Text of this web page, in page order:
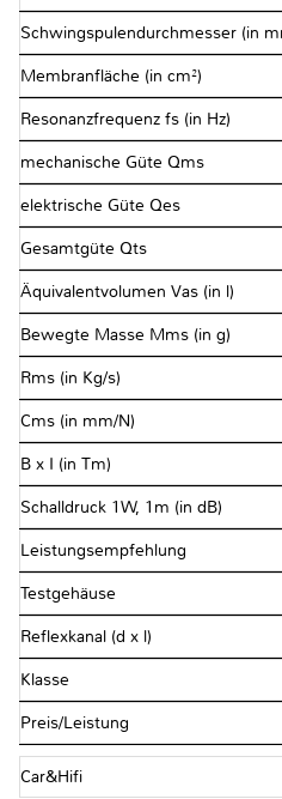
Schwingspulendurchmesser (in
Membranfläche (in cm²)
Resonanzfrequenz fs (in Hz)
mechanische Güte Qms
elektrische Güte Qes
Gesamtgüte Qts
Äquivalentvolumen Vas (in l)
Bewegte Masse Mms (in g)
Rms (in Kg/s)
Cms (in mm/N)
B x I (in Tm)
Schalldruck 1W, 1m (in dB)
Leistungsempfehlung
Testgehäuse
Reflexkanal (d x l)
Klasse
Preis/Leistung
Car&Hifi